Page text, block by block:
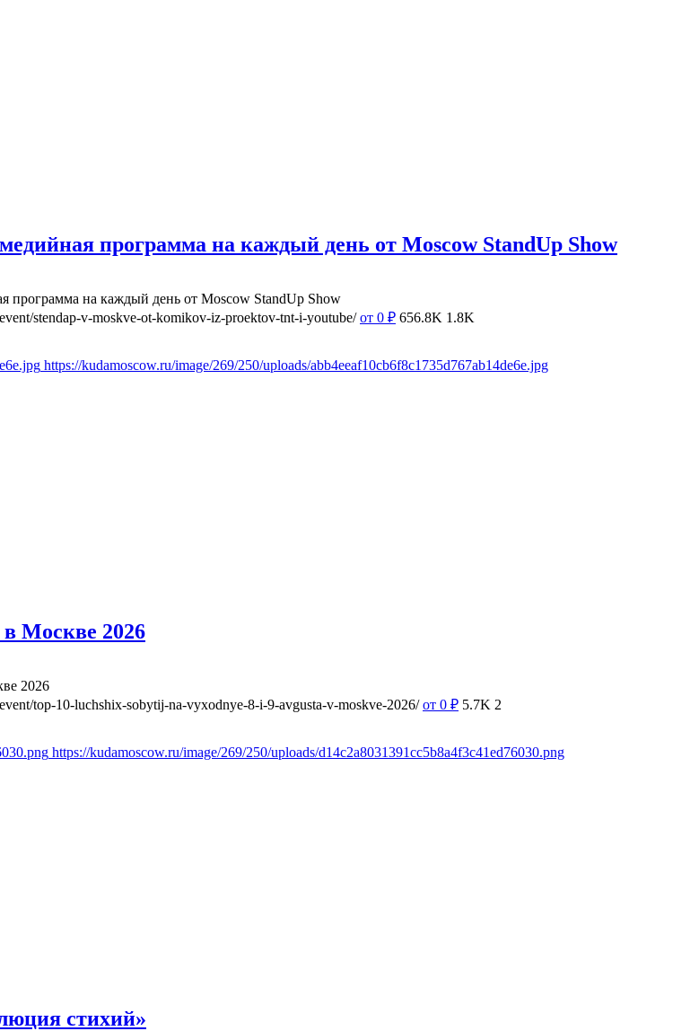
программа на каждый день от Moscow StandUp Show
программа на каждый день от Moscow StandUp Show
stendap-v-moskve-ot-komikov-iz-proektov-tnt-i-youtube/ от 0 ₽ 656.8K 1.8K
https://kudamoscow.ru/image/269/250/uploads/abb4eeaf10cb6f8c1735d767ab14de6e.jpg
Москве 2026
2026
top-10-luchshix-sobytij-na-vyxodnye-8-i-9-avgusta-v-moskve-2026/ от 0 ₽ 5.7K 2
https://kudamoscow.ru/image/269/250/uploads/d14c2a8031391cc5b8a4f3c41ed76030.png
стихий»